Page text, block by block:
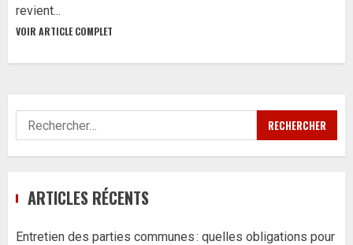
revient...
VOIR ARTICLE COMPLET
Rechercher :
ARTICLES RÉCENTS
Entretien des parties communes : quelles obligations pour